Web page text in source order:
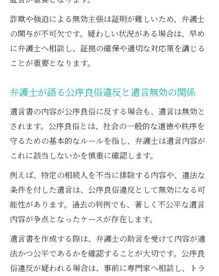
詐欺や強迫による無効主張は証明が難しいため、弁護士
の関与が不可欠です。疑わしい状況がある場合は、早め
に弁護士へ相談し、証拠の確保や適切な対応策を講じる
ことが重要となります。
弁護士が語る公序良俗違反と遺言無効の関係
遺言書の内容が公序良俗に反する場合も、遺言は無効と
されます。公序良俗とは、社会の一般的な道徳や秩序を
守るための基本的なルールを指し、弁護士は遺言内容が
これに該当しないかを慎重に確認します。
例えば、特定の相続人を不当に排除する内容や、違法な
条件を付した遺言は、公序良俗違反として無効になる可
能性があります。過去の判例でも、著しく不公平な遺言
内容が争点となったケースが存在します。
遺言書を作成する際は、弁護士の助言を受けて内容が適
法かつ公平であるかを確認することが大切です。公序良
俗違反が疑われる場合は、事前に専門家へ相談し、トラ